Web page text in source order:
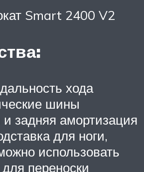
Smart 2400 V2
хода
шины
и задняя амортизация
для ноги,
использовать
для переноски